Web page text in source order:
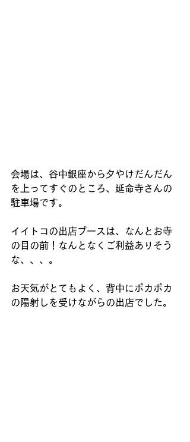
会場は、谷中銀座から夕やけだんだん
を上ってすぐのところ、延命寺さんの
駐車場です。
イイトコの出店ブースは、なんとお寺
の目の前！なんとなくご利益ありそう
な、、、。
お天気がとてもよく、背中にポカポカ
の陽射しを受けながらの出店でした。